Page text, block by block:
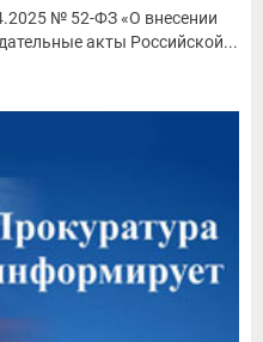
№ 52-ФЗ «О внесении
акты Российской...